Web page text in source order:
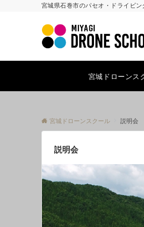
宮城県石巻市のパセオ・ドライビ
宮城ドローンス
宮城ドローンスクール 説明会
説明会